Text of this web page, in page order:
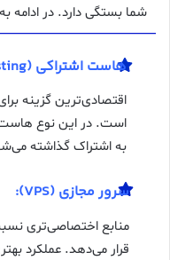
شما بستگی دارد. در ادامه
هاست اشتراکی (Shared Hosting):
اقتصادی‌ترین گزینه
است. در این نوع
به اشتراک گذاشته
سرور مجازی (VPS):
منابع اختصاصی‌تری
قرار می‌دهد. عملکرد